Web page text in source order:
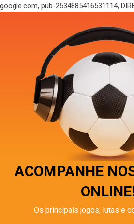
google.com, pub-2534885416531114,
ACOMPANHE
Os principais jogos, lutas e